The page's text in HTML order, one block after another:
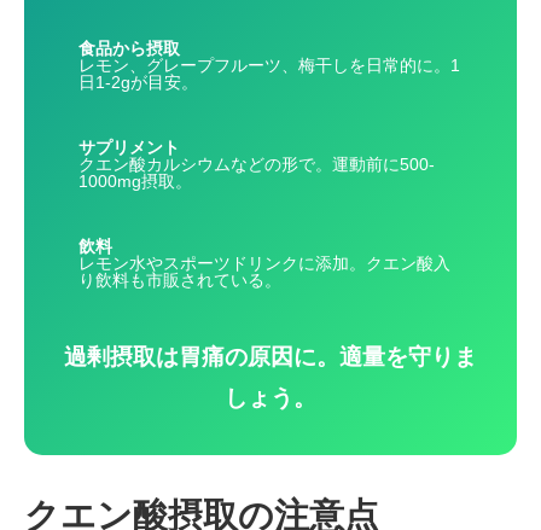
食品から摂取
レモン、グレープフルーツ、梅干しを日常的に。1
日1-2gが目安。
サプリメント
クエン酸カルシウムなどの形で。運動前に500-
1000mg摂取。
飲料
レモン水やスポーツドリンクに添加。クエン酸入
り飲料も市販されている。
過剰摂取は胃痛の原因に。適量を守りま
しょう。
クエン酸摂取の注意点